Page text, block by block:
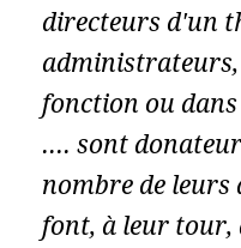
directeurs d'un
administrateurs,
fonction ou
…. sont
nombre de
font, à leur tour,